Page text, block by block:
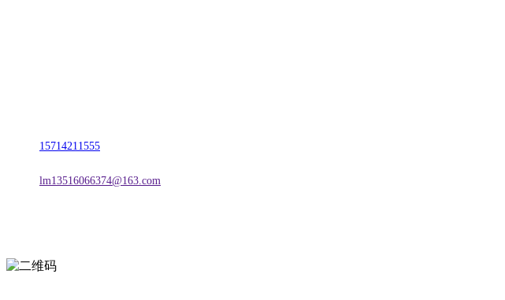
15714211555
lm13516066374@163.com